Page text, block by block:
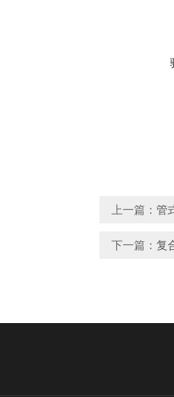
上一篇： 管
下一篇： 复